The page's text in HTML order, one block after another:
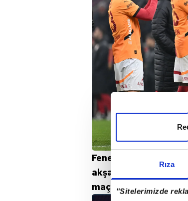
Rıza
"Sitelerimizde
Fenerbahçe, Süper
akşam Alanyaspor
maçı kazanıp farkı